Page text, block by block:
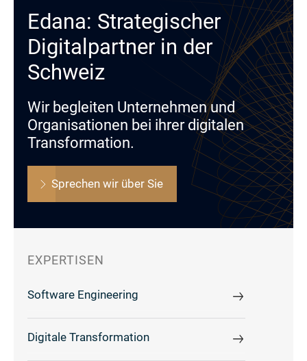
Edana: Strategischer
Digitalpartner in der
Schweiz
Wir begleiten Unternehmen und
Organisationen bei ihrer digitalen
Transformation.
Sprechen wir über Sie
EXPERTISEN
Software Engineering
Digitale Transformation